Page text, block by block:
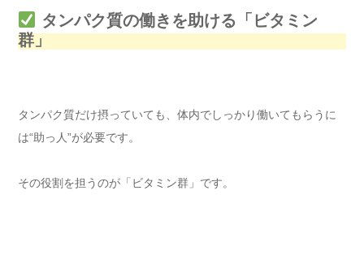
タンパク質の働きを助ける「ビタミン
群」
タンパク質だけ摂っていても、体内でしっかり働いてもらうに
は“助っ人”が必要です。
その役割を担うのが「ビタミン群」です。